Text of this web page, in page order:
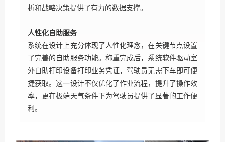
析和战略决策提供了有力的数据支撑。
人性化自助服务
系统在设计上充分体现了人性化理念，在关键节点设置
了完善的自助服务功能。称重完成后，系统软件驱动室
外自助打印设备打印业务凭证，驾驶员无需下车即可便
捷获取。这一设计不仅优化了作业流程，提升了操作效
率，更在极端天气条件下为驾驶员提供了显著的工作便
利。